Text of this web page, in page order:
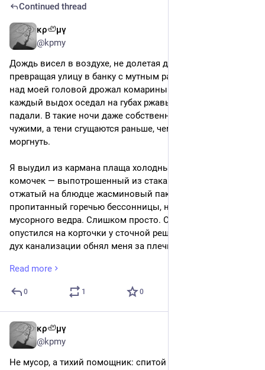
Continued thread
κρ🦥μγ
@kpmy
Дождь висел в воздухе, не долетая до тротуара,
превращая улицу в банку с мутным рассолом. Фонарь
над моей головой дрожал комариным свечением, и
каждый выдох оседал на губах ржавым привкусом
падали. В такие ночи даже собственные пальцы кажутся
чужими, а тени сгущаются раньше, чем успеваешь
моргнуть.
Я выудил из кармана плаща холодный, влажный
комочек — выпотрошенный из стакана и бережно
отжатый на блюдце жасминовый пакетик. Спитой чай,
пропитанный горечью бессонницы, не годился для
мусорного ведра. Слишком просто. Слишком мёртво. Я
опустился на корточки у сточной решётки, и гнилостный
дух канализации обнял меня за плечи, как старый
ошмётки земли, ещё хранящей тепло убежавшего дня, и
вдавил чайный комочек в податливую грязь — жест,
лишённый суеты, почти ласка.
Сразу же из чёрной ямки потянуло известковой
сухостью склепа, и я почувствовал, как воздух вокруг
меня немного сгустился, становясь телесным и
нелюбопытным — первое направление работало
Read more
0 1 0
κρ🦥μγ
@kpmy
Не мусор, а тихий помощник: спитой чайный пакетик